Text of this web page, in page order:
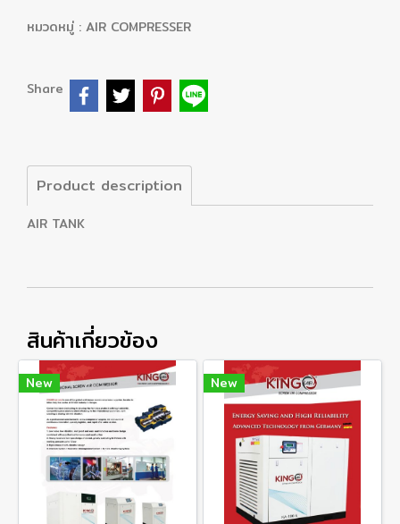
หมวดหมู่ : AIR COMPRESSER
Share
Product description
AIR TANK
สินค้าเกี่ยวข้อง
New New